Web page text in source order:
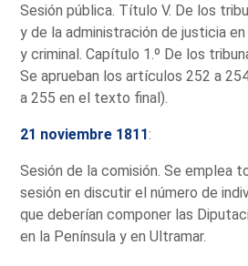
Sesión pública. Título V. De los
y de la administración de justicia
y criminal. Capítulo 1.º De los
Se aprueban los artículos 252 a
a 255 en el texto final).
21 noviembre 1811:
Sesión de la comisión. Se emplea
sesión en discutir el número de
que deberían componer las
en la Península y en Ultramar.